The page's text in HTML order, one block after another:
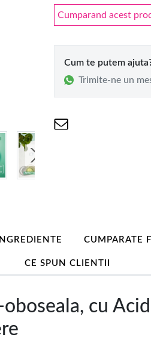
Cumparand acest
Cum te putem
Trimite-ne un
INGREDIENTE CUMPARATE
CE SPUN CLIENTII
cu